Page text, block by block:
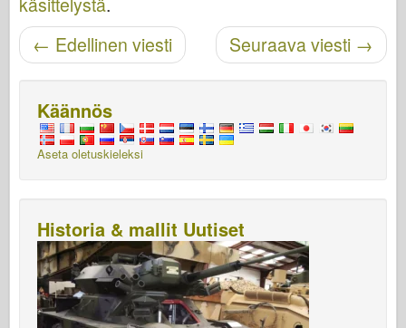
Navigoinnin jälkeinen Seuraava viesti →
← Edellinen viesti
Käännös
Aseta oletuskieleksi
Historia & mallit Uutiset